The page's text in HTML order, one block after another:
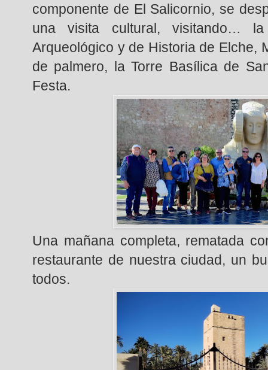
componente de El Salicornio, se
una visita cultural, visitando…
Arqueológico y de Historia de Elche,
de palmero, la Torre Basílica de
Festa.
Una mañana completa, rematada
restaurante de nuestra ciudad, un
todos.